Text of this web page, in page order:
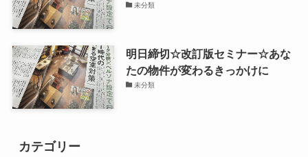
未分類
明日締切☆改訂版セミナー☆あな
たの物件が変わるきっかけに
未分類
カテゴリー